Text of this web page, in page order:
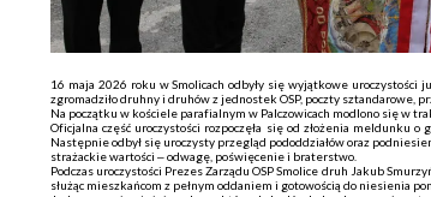
16 maja 2026 roku w Smolicach odbyły się wyjątkowe uroczystości
zgromadziło druhny i druhów z jednostek OSP, poczty sztandarowe,
Na początku w kościele parafialnym w Palczowicach modlono się w
Oficjalna część uroczystości rozpoczęła się od złożenia meldunku
Następnie odbył się uroczysty przegląd pododdziałów oraz
strażackie wartości – odwagę, poświęcenie i braterstwo.
Podczas uroczystości Prezes Zarządu OSP Smolice druh Jakub
służąc mieszkańcom z pełnym oddaniem i gotowością do niesienia